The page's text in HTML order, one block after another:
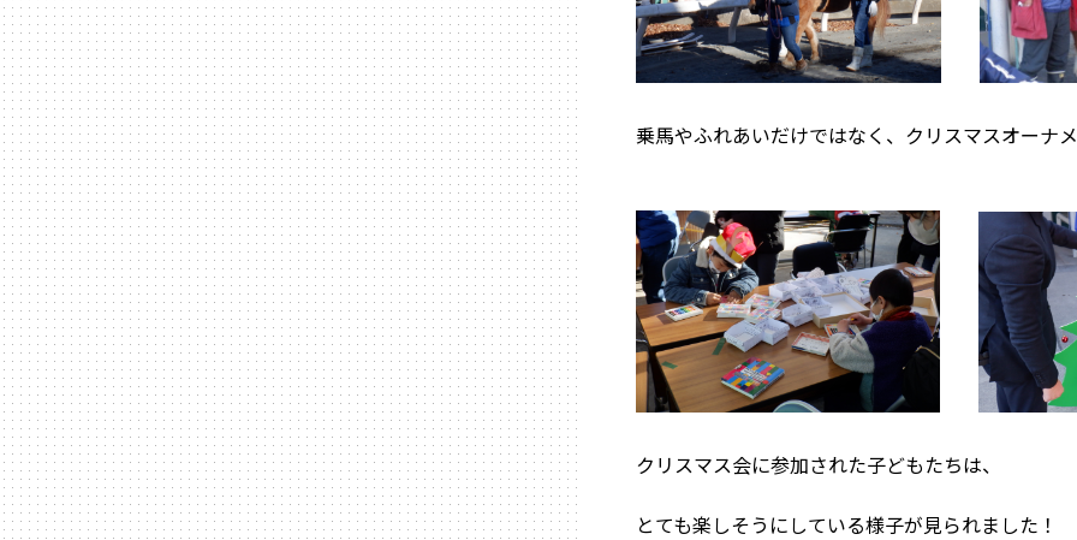
乗馬やふれあいだけではなく、クリスマスオーナ
クリスマス会に参加された子どもたちは、
とても楽しそうにしている様子が見られました！